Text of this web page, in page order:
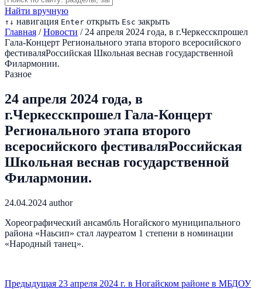
Найти вручную
↑ ↓ навигация Enter открыть Esc закрыть
Главная / Новости / 24 апреля 2024 года, в г.Черкесскпрошел
Гала-Концерт Регионального этапа второго всеросийского
фестиваляРоссийская Школьная веснав государственной
Филармонии.
Разное
24 апреля 2024 года, в
г.Черкесскпрошел Гала-Концерт
Регионального этапа второго
всеросийского фестиваляРоссийская
Школьная веснав государственной
Филармонии.
24.04.2024 author
Хореографический ансамбль Ногайского муниципального
района «Наьсип» стал лауреатом 1 степени в номинации
«Народный танец».
Предыдущая 23 апреля 2024 г. в Ногайском районе в МБДОУ